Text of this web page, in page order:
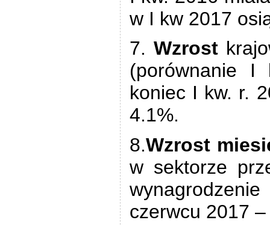
w I kw 2017
7. Wzrost
(porównanie
koniec I kw. r.
4.1%.
8.Wzrost
w sektorze
czerwcu 2017 –